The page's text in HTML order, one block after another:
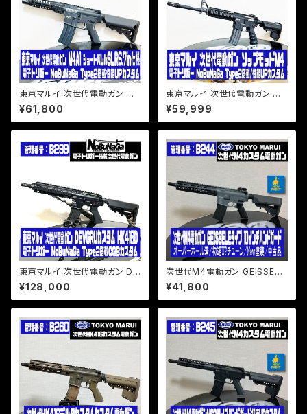
東京マルイ 次世代電動ガン M4
A1 ショートバレルSLR6.7in仕
様 電子トリガー NoBuNaGa T
ype2搭載性能UPカスタム
¥61,800
東京マルイ 次世代電動ガン ソッ
プモッドM4/電子トリガー NoB
uNaGa Type2搭載/性能UPカ
スタム
¥59,999
東京マルイ 次世代電動ガン DE
VGRUカスタム HK416D 電子
トリガー NoBuNaGa Type2搭
載CQBカスタム
¥128,000
次世代M4電動ガン GEISSELE
タイプ10インチ ハンドガード/初
速UPチューン/オーバーホール
済
¥41,800